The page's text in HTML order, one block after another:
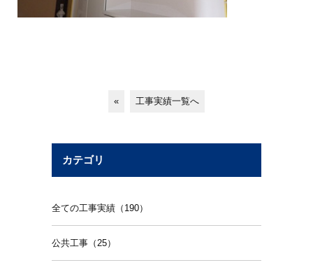
« 工事実績一覧へ
カテゴリ
全ての工事実績（190）
公共工事（25）